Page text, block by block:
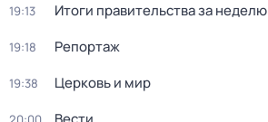
19:13 Итоги правительства за неделю
19:18 Репортаж
19:38 Церковь и мир